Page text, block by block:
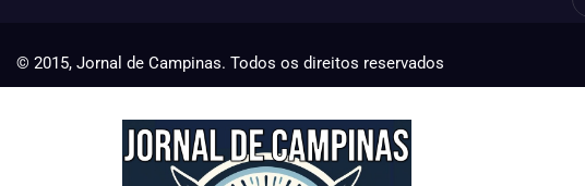
© 2015, Jornal de Campinas. Todos os direitos reservados